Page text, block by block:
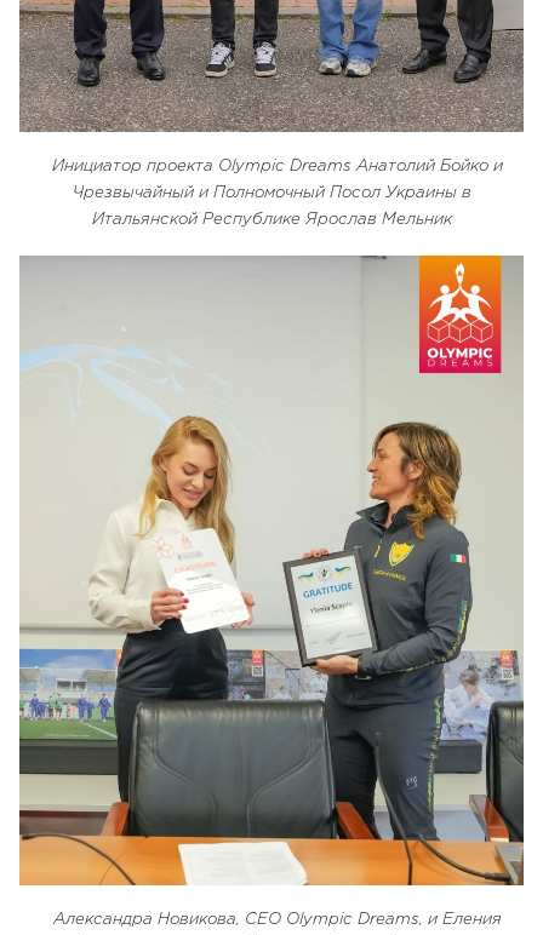
Инициатор проекта Olympic Dreams Анатолий Бойко и
Чрезвычайный и Полномочный Посол Украины в
Итальянской Республике Ярослав Мельник
Александра Новикова, CEO Olympic Dreams, и Еления